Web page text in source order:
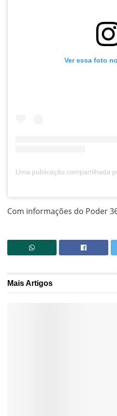
Ver essa foto
Com informações do Poder
MaisArtigos